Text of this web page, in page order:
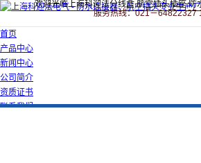
欢迎光临上海科迎法分线盒,航空插头插座,
服务热线：021－64822327
首页
产品中心
新闻中心
公司简介
资质证书
联系我们